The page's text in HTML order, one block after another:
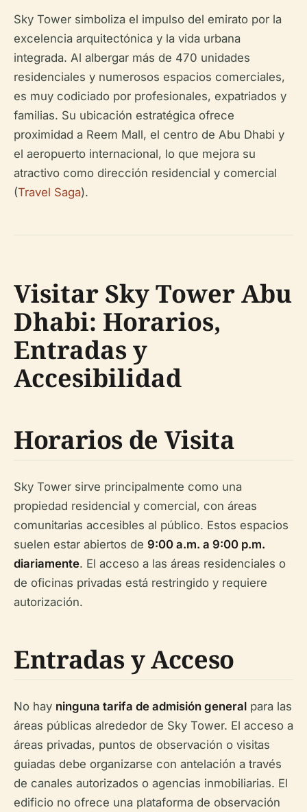
Sky Tower simboliza el impulso del emirato por la
excelencia arquitectónica y la vida urbana
integrada. Al albergar más de 470 unidades
residenciales y numerosos espacios comerciales,
es muy codiciado por profesionales, expatriados y
familias. Su ubicación estratégica ofrece
proximidad a Reem Mall, el centro de Abu Dhabi y
el aeropuerto internacional, lo que mejora su
atractivo como dirección residencial y comercial
(Travel Saga).
Visitar Sky Tower Abu
Dhabi: Horarios,
Entradas y
Accesibilidad
Horarios de Visita
Sky Tower sirve principalmente como una
propiedad residencial y comercial, con áreas
comunitarias accesibles al público. Estos espacios
suelen estar abiertos de 9:00 a.m. a 9:00 p.m.
diariamente. El acceso a las áreas residenciales o
de oficinas privadas está restringido y requiere
autorización.
Entradas y Acceso
No hay ninguna tarifa de admisión general para las
áreas públicas alrededor de Sky Tower. El acceso a
áreas privadas, puntos de observación o visitas
guiadas debe organizarse con antelación a través
de canales autorizados o agencias inmobiliarias. El
edificio no ofrece una plataforma de observación